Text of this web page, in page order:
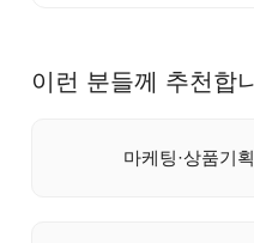
이런 분들께 추천합
마케팅·상품기